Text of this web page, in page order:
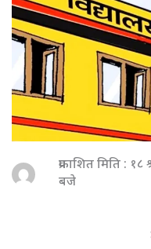
प्रकाशित मिति :
बजे